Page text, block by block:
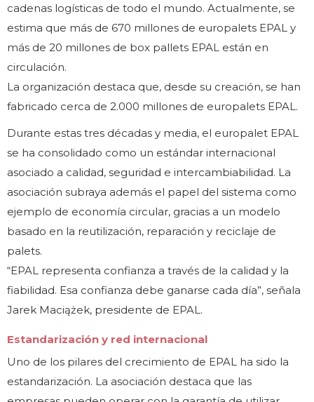
cadenas logísticas de todo el mundo. Actualmente, se
estima que más de 670 millones de europalets EPAL y
más de 20 millones de box pallets EPAL están en
circulación.
La organización destaca que, desde su creación, se han
fabricado cerca de 2.000 millones de europalets EPAL.
Durante estas tres décadas y media, el europalet EPAL
se ha consolidado como un estándar internacional
asociado a calidad, seguridad e intercambiabilidad. La
asociación subraya además el papel del sistema como
ejemplo de economía circular, gracias a un modelo
basado en la reutilización, reparación y reciclaje de
palets.
“EPAL representa confianza a través de la calidad y la
fiabilidad. Esa confianza debe ganarse cada día”, señala
Jarek Maciążek, presidente de EPAL.
Estandarización y red internacional
Uno de los pilares del crecimiento de EPAL ha sido la
estandarización. La asociación destaca que las